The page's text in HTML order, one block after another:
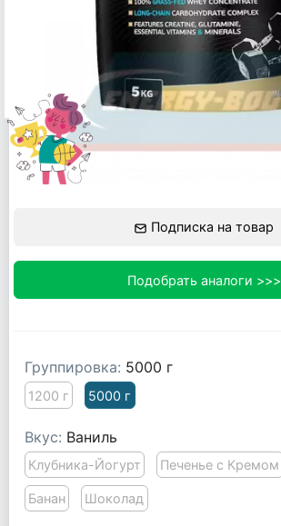
Подписка на товар
Подобрать аналоги >>>
Группировка: 5000 г
1200 г 5000 г
Вкус: Ваниль
Клубника-Йогурт Печенье с Кремом
Банан Шоколад